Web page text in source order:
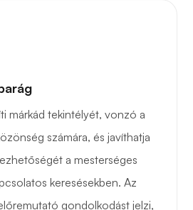
márkád tekintélyét, vonzó a
számára, és javíthatja
a mesterséges
keresésekben. Az
gondolkodást jelzi,